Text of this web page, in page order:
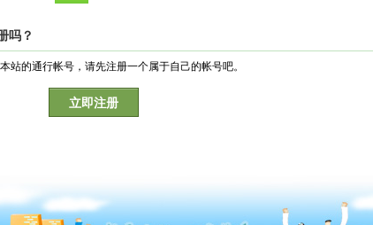
吗？
站的通行帐号，请先注册一个属于自己的帐号吧。
立即注册